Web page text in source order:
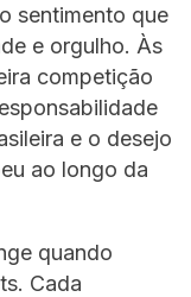
sentimento que
e orgulho. Às
competição
e o desejo
ao longo da
quando
Cada